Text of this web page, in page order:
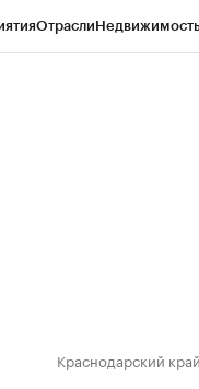
Отрасли
Краснодарский край